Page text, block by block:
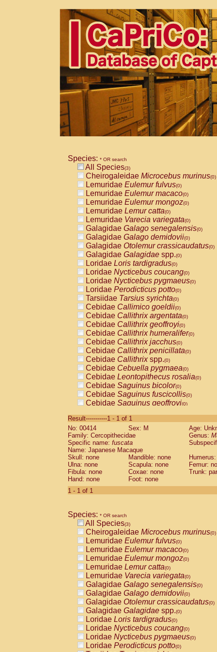
Species: * OR search
All Species(3)
Cheirogaleidae Microcebus murinus(0)
Lemuridae Eulemur fulvus(0)
Lemuridae Eulemur macaco(0)
Lemuridae Eulemur mongoz(0)
Lemuridae Lemur catta(0)
Lemuridae Varecia variegata(0)
Galagidae Galago senegalensis(0)
Galagidae Galago demidovii(0)
Galagidae Otolemur crassicaudatus(0)
Galagidae Galagidae spp.(0)
Loridae Loris tardigradus(0)
Loridae Nycticebus coucang(0)
Loridae Nycticebus pygmaeus(0)
Loridae Perodicticus potto(0)
Tarsiidae Tarsius syrichta(0)
Cebidae Callimico goeldii(0)
Cebidae Callithrix argentata(0)
Cebidae Callithrix geoffroyi(0)
Cebidae Callithrix humeralifer(0)
Cebidae Callithrix jacchus(0)
Cebidae Callithrix penicillata(0)
Cebidae Callithrixspp.(0)
Cebidae Cebuella pygmaea(0)
Cebidae Leontopithecus rosalia(0)
Cebidae Saguinus bicolor(0)
Cebidae Saguinus fuscicollis(0)
Cebidae Saguinus geoffroyi(0)
CebidaeSaguinus labiatus(0)
Cebidae Saguinus leucopus (0)
CebidaeSaguinus midas
CebidaeSaguinus mystax
Cebidae Saguinus nigricollis (0)
Cebidae Saguinus oedipus
Cebidae Saguinus weddelli
Cebidae Saguinusspp.
Cebidae
CebidaeCebus capucinus
CebidaeCebus nigrivittatus
CebidaeCebus spp.(0)
CebidaeSaimiri boliviensis(0)
CebidaeSaimiri sciureus(0)
AtelidaeAlouatta caraya(0)
AtelidaeAlouatta fusca(0)
AtelidaeAlouatta seniculus(0)
AtelidaeAlouattaspp.(0)
AtelidaeAteles belzebuth(0)
AtelidaeAteles geoffroyi(0)
AtelidaeAteles paniscus(0)
AtelidaeAtelesspp.(0)
AtelidaeLagothrix lagothricha(0)
AtelidaeLagothrix lagothricha cana
PitheciidaeCacajao calvus
Result-----------1 - 1 of 1
No: 00414
Sex: M
Age:
Family: Cercopithecidae
Genus:
Specific name: fuscata
Name: Japanese Macaque
Skull: none
Mandible: none
Ulna: none
Scapula: none
Femur:
Fibula: none
Coxae: none
Trunk:
Hand: none
Foot: none
1 - 1 of 1
Species: * OR search
All Species(3)
Cheirogaleidae Microcebus murinus(0)
Lemuridae Eulemur fulvus(0)
Lemuridae Eulemur macaco(0)
Lemuridae Eulemur mongoz(0)
Lemuridae Lemur catta(0)
Lemuridae Varecia variegata(0)
Galagidae Galago senegalensis(0)
Galagidae Galago demidovii(0)
Galagidae Otolemur crassicaudatus(0)
Galagidae Galagidae spp.(0)
Loridae Loris tardigradus(0)
Loridae Nycticebus coucang(0)
Loridae Nycticebus pygmaeus(0)
Loridae Perodicticus potto(0)